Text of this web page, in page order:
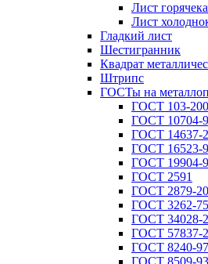
Лист
Лист
Гладкий лист
Шестигранник
Квадрат
Штрипс
ГОСТы на
ГОСТ 103-
ГОСТ 10704-
ГОСТ 14637-
ГОСТ 16523-
ГОСТ 19904-
ГОСТ 2591
ГОСТ 2879-
ГОСТ 3262-75
ГОСТ 34028-
ГОСТ 57837-
ГОСТ 8240-97
ГОСТ 8509-93